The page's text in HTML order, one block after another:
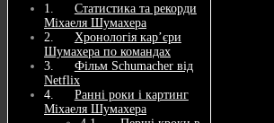
Статистика та рекорди
Міхаеля Шумахера
Хронологія кар’єри
Шумахера по командах
Фільм Schumacher від
Netflix
Ранні роки і картинг
Міхаеля Шумахера